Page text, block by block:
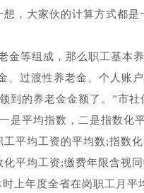
，大家伙的计算方式都
金等组成，那么职工基本
、过渡性养老金、个人账
到的养老金金额了。”市
是平均指数，二是指数化
平均工资的平均数;指数
平均工资;缴费年限含视
上年度全省在岗职工月